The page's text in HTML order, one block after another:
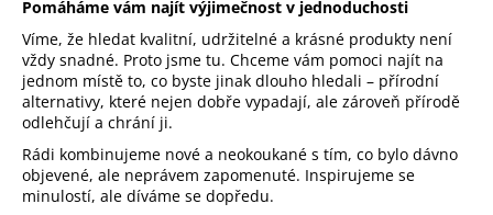
Pomáháme vám najít výjimečnost v jednoduchosti
Víme, že hledat kvalitní, udržitelné a krásné produkty není
vždy snadné. Proto jsme tu. Chceme vám pomoci najít na
jednom místě to, co byste jinak dlouho hledali – přírodní
alternativy, které nejen dobře vypadají, ale zároveň přírodě
odlehčují a chrání ji.
Rádi kombinujeme nové a neokoukané s tím, co bylo dávno
objevené, ale neprávem zapomenuté. Inspirujeme se
minulostí, ale díváme se dopředu.
e
PRACÍ
PAPÍRKY
ECO
HAUS
KOUZLO
BAVLNY
5
KS